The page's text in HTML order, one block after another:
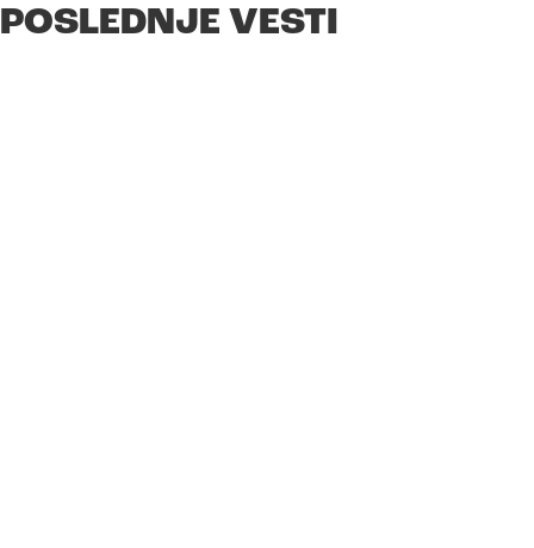
POSLEDNJE VESTI